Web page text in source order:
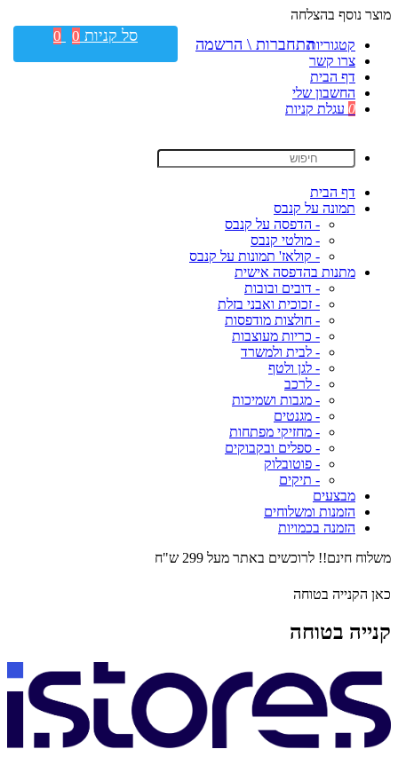
מוצר נוסף בהצלחה
קטגוריות
צרו קשר
דף הבית
החשבון שלי
0 עגלת קניות
דף הבית
תמונה על קנבס
- הדפסה על קנבס
- מולטי קנבס
- קולאז' תמונות על קנבס
מתנות בהדפסה אישית
- דובים ובובות
- זכוכית ואבני בזלת
- חולצות מודפסות
- כריות מעוצבות
- לבית ולמשרד
- לגן ולטף
- לרכב
- מגבות ושמיכות
- מגנטים
- מחזיקי מפתחות
- ספלים ובקבוקים
- פוטובלוק
- תיקים
מבצעים
הזמנות ומשלוחים
הזמנה בכמויות
משלוח חינם!! לרוכשים באתר מעל 299 ש"ח
כאן הקנייה בטוחה
קנייה בטוחה
התחברות \ הרשמה סל קניות 0
0